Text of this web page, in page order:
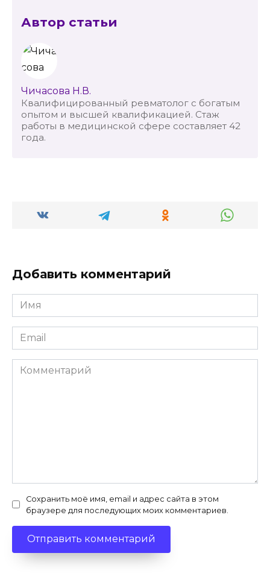
Автор статьи
Чичасова Н.В.
Квалифицированный ревматолог с богатым
опытом и высшей квалификацией. Стаж
работы в медицинской сфере составляет 42
года.
Добавить комментарий
Имя
*
Email
*
Комментарий
Сохранить моё имя, email и адрес сайта в этом
браузере для последующих моих комментариев.